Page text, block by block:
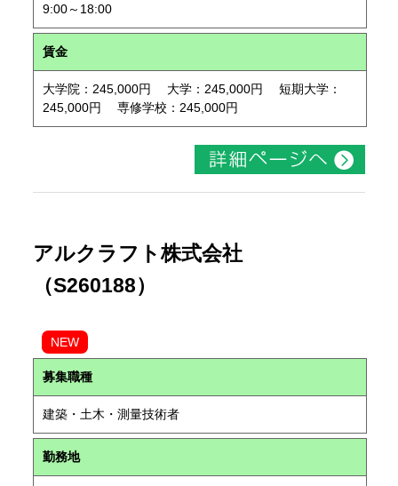
9:00～18:00
賃金
大学院：245,000円 大学：245,000円 短期大学：
245,000円 専修学校：245,000円
アルクラフト株式会社
（S260188）
NEW
募集職種
建築・土木・測量技術者
勤務地